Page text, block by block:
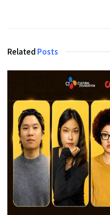
Related Posts